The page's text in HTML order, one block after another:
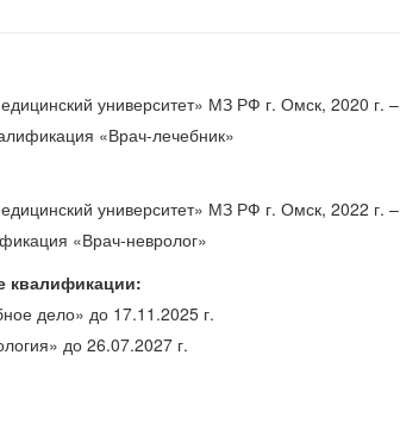
университет» МЗ РФ г. Омск, 2020 г. –
«Врач-лечебник»
университет» МЗ РФ г. Омск, 2022 г. –
«Врач-невролог»
квалификации:
дело» до 17.11.2025 г.
до 26.07.2027 г.